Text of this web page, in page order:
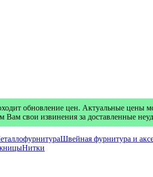
обновление цен. Актуальные цены
Вам свои извинения за доставленные
Швейная фурнитура и
Нитки